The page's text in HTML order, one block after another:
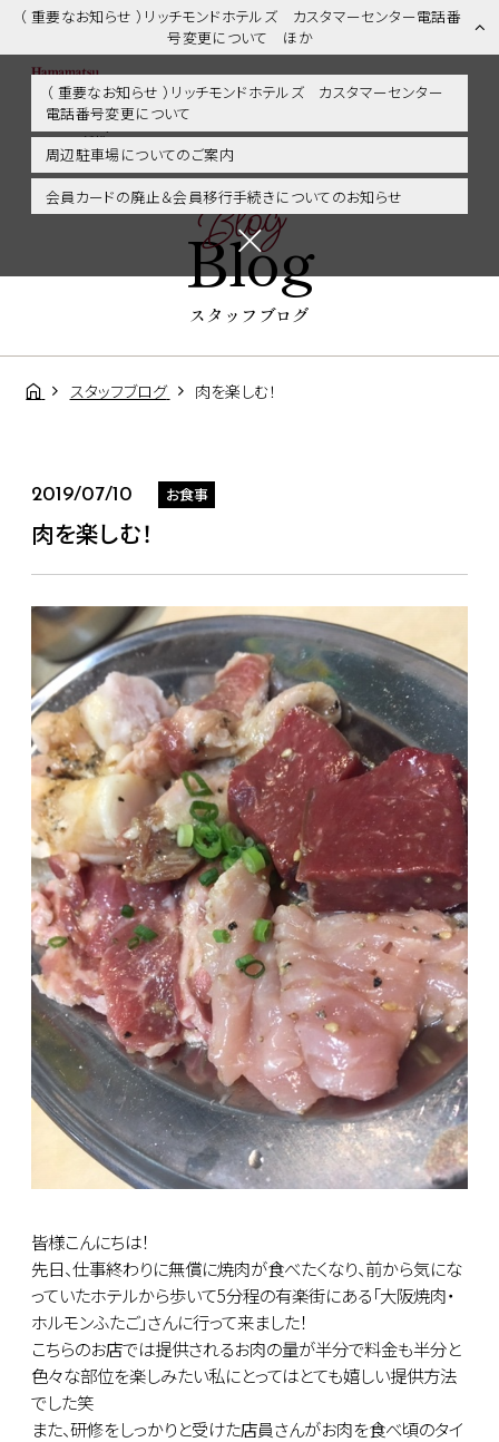
（ 重要なお知らせ ）リッチモンドホテルズ カスタマーセンター電話番
号変更について ほか
（ 重要なお知らせ ）リッチモンドホテルズ カスタマーセンター
電話番号変更について
周辺駐車場についてのご案内
会員カードの廃止＆会員移行手続きについてのお知らせ
スタッフブログ | 浜松市内・掛川・静岡エリアに好アクセス！リッチモ
ンドホテル浜松
Blog
Blog
スタッフブログ
スタッフブログ 肉を楽しむ！
2019/07/10 お食事
肉を楽しむ！
皆様こんにちは！
先日、仕事終わりに無償に焼肉が食べたくなり、前から気にな
っていたホテルから歩いて5分程の有楽街にある「大阪焼肉・
ホルモンふたご」さんに行って来ました！
こちらのお店では提供されるお肉の量が半分で料金も半分と
色々な部位を楽しみたい私にとってはとても嬉しい提供方法
でした笑
また、研修をしっかりと受けた店員さんがお肉を食べ頃のタイ